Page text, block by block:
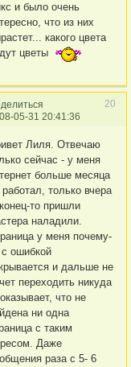
и было очень
что из них
какого цвета
цветы
20
05-31 20:41:36
Лиля. Отвечаю
сейчас - у меня
больше месяца
работал, только вчера
то пришли
наладили.
у меня почему-
с ошибкой
и дальше не
переходить никуда
что не
ни одна
с таким
Даже
раза с 5- 6